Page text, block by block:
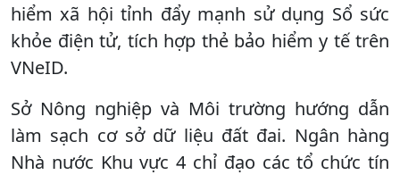
hiểm xã hội tỉnh đẩy mạnh sử dụng Sổ sức
khỏe điện tử, tích hợp thẻ bảo hiểm y tế trên
VNeID.
Sở Nông nghiệp và Môi trường hướng dẫn
làm sạch cơ sở dữ liệu đất đai. Ngân hàng
Nhà nước Khu vực 4 chỉ đạo các tổ chức tín